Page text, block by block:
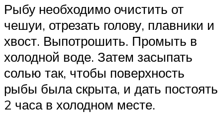
Рыбу необходимо очистить от
чешуи, отрезать голову, плавники и
хвост. Выпотрошить. Промыть в
холодной воде. Затем засыпать
солью так, чтобы поверхность
рыбы была скрыта, и дать постоять
2 часа в холодном месте.